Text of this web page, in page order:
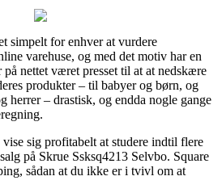
simpelt for enhver at vurdere
varehuse, og med det motiv har en
nettet været presset til at at nedskære
produkter – til babyer og børn, og
herrer – drastisk, og endda nogle gange
sig profitabelt at studere indtil flere
på Skrue Ssksq4213 Selvbo. Square
sådan at du ikke er i tvivl om at